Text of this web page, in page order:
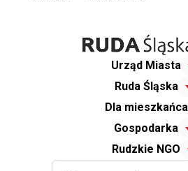
Urząd Miasta
Ruda Śląska
Dla mieszkańca
Gospodarka
Rudzkie NGO